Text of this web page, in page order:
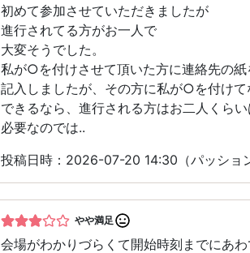
初めて参加させていただきましたが
進行されてる方がお一人で
大変そうでした。
私が○を付けさせて頂いた方に連絡先の紙
記入しましたが、その方に私が○を付け
できるなら、進行される方はお二人くらい
必要なのでは..
投稿日時：2026-07-20 14:30（パッショ
やや満足
会場がわかりづらくて開始時刻までにあわ